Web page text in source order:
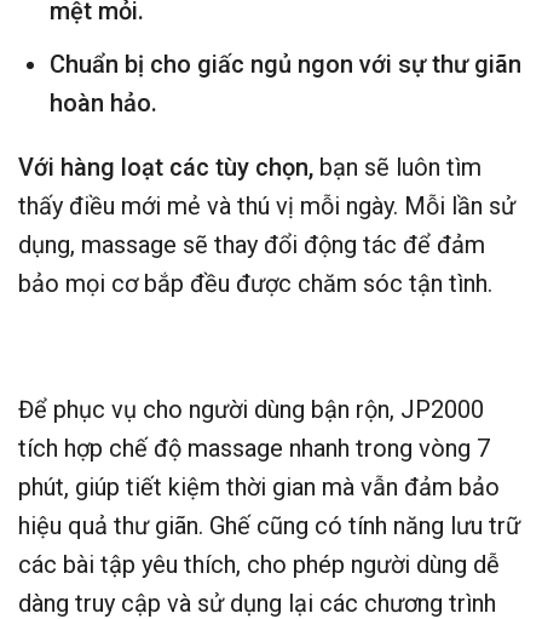
mệt mỏi.
Chuẩn bị cho giấc ngủ ngon với sự thư giãn
hoàn hảo.
Với hàng loạt các tùy chọn, bạn sẽ luôn tìm
thấy điều mới mẻ và thú vị mỗi ngày. Mỗi lần sử
dụng, massage sẽ thay đổi động tác để đảm
bảo mọi cơ bắp đều được chăm sóc tận tình.
Để phục vụ cho người dùng bận rộn, JP2000
tích hợp chế độ massage nhanh trong vòng 7
phút, giúp tiết kiệm thời gian mà vẫn đảm bảo
hiệu quả thư giãn. Ghế cũng có tính năng lưu trữ
các bài tập yêu thích, cho phép người dùng dễ
dàng truy cập và sử dụng lại các chương trình